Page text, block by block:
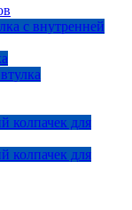
с внутренней
колпачек для
колпачек для